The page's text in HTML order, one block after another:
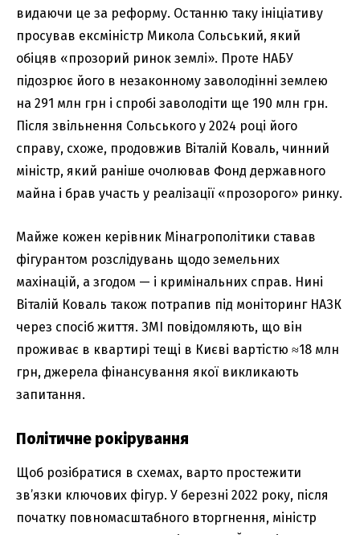
видаючи це за реформу. Останню таку ініціативу
просував ексміністр Микола Сольський, який
обіцяв «прозорий ринок землі». Проте НАБУ
підозрює його в незаконному заволодінні землею
на 291 млн грн і спробі заволодіти ще 190 млн грн.
Після звільнення Сольського у 2024 році його
справу, схоже, продовжив Віталій Коваль, чинний
міністр, який раніше очолював Фонд державного
майна і брав участь у реалізації «прозорого» ринку.
Майже кожен керівник Мінагрополітики ставав
фігурантом розслідувань щодо земельних
махінацій, а згодом — і кримінальних справ. Нині
Віталій Коваль також потрапив під моніторинг НАЗК
через спосіб життя. ЗМІ повідомляють, що він
проживає в квартирі тещі в Києві вартістю ≈18 млн
грн, джерела фінансування якої викликають
запитання.
Політичне рокірування
Щоб розібратися в схемах, варто простежити
зв’язки ключових фігур. У березні 2022 року, після
початку повномасштабного вторгнення, міністр